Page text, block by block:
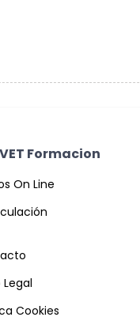
Formacion
On Line
Legal
Cookies